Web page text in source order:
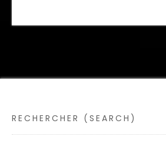
RECHERCHER (SEARCH)